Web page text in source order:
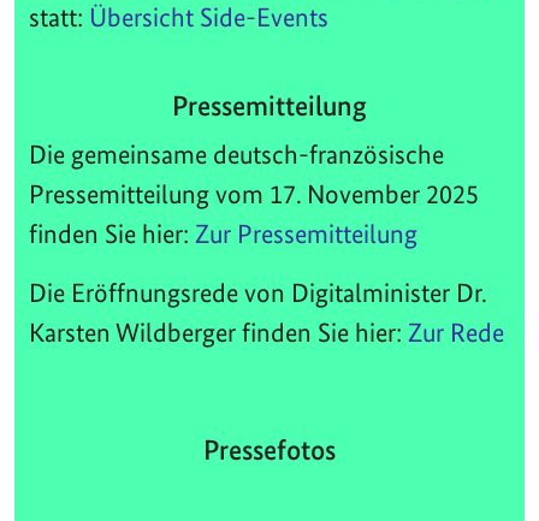
statt: Übersicht Side-Events
Pressemitteilung
Die gemeinsame deutsch-französische
Pressemitteilung vom 17. November 2025
finden Sie hier: Zur Pressemitteilung
Die Eröffnungsrede von Digitalminister Dr.
Karsten Wildberger finden Sie hier: Zur Rede
Pressefotos